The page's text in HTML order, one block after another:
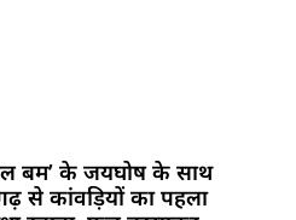
बम’ के जयघोष के साथ
से कांवड़ियों का पहला